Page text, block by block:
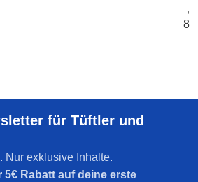
,
8
für Tüftler und
Nur exklusive Inhalte.
5€ Rabatt auf deine erste